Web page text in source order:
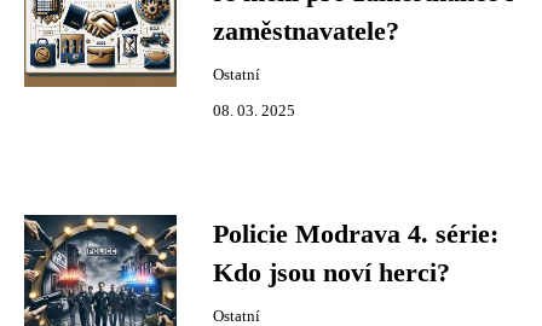
zaměstnavatele?
Ostatní
08. 03. 2025
Policie Modrava 4. série:
Kdo jsou noví herci?
Ostatní